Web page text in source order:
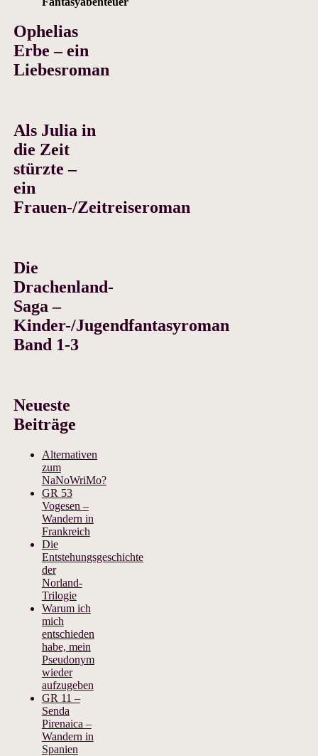
Ophelias
Erbe – ein
Liebesroman
Als Julia in
die Zeit
stürzte –
ein
Frauen-/Zeitreiseroman
Die
Drachenland-
Saga –
Kinder-/Jugendfantasyroman
Band 1-3
Neueste
Beiträge
Alternativen
zum
NaNoWriMo?
GR 53
Vogesen –
Wandern in
Frankreich
Die
Entstehungsgeschichte
der
Norland-
Trilogie
Warum ich
mich
entschieden
habe, mein
Pseudonym
wieder
aufzugeben
GR 11 –
Senda
Pirenaica –
Wandern in
Spanien